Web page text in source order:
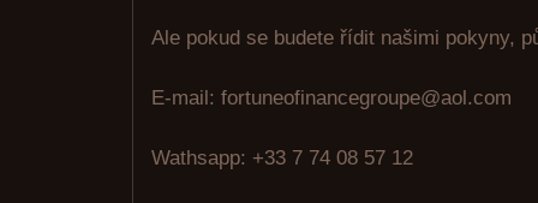
Ale pokud se budete řídit našimi pokyny,
E-mail: fortuneofinancegroupe@aol.com
Wathsapp: +33 7 74 08 57 12